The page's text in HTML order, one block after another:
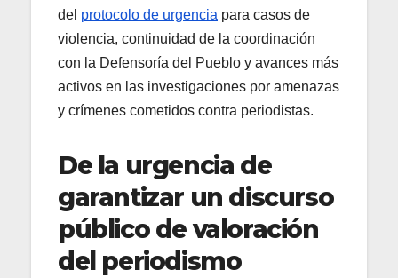
del protocolo de urgencia para casos de
violencia, continuidad de la coordinación
con la Defensoría del Pueblo y avances más
activos en las investigaciones por amenazas
y crímenes cometidos contra periodistas.
De la urgencia de
garantizar un discurso
público de valoración
del periodismo